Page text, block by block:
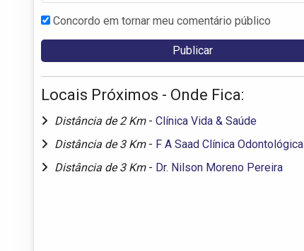
Concordo em tornar meu comentário público
Locais Próximos - Onde Fica:
Distância de 2 Km - Clínica Vida & Saúde
Distância de 3 Km - F A Saad Clínica Odontológica
Distância de 3 Km - Dr. Nilson Moreno Pereira